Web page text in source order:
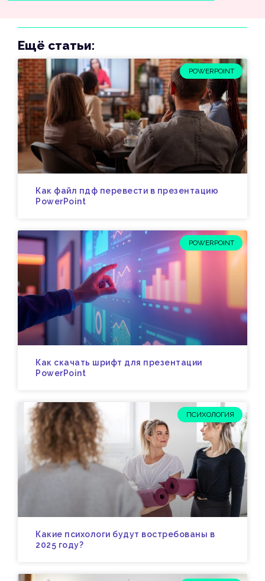
Ещё статьи:
POWERPOINT
Как файл пдф перевести в презентацию
PowerPoint
POWERPOINT
Как скачать шрифт для презентации
PowerPoint
ПСИХОЛОГИЯ
Какие психологи будут востребованы в
2025 году?